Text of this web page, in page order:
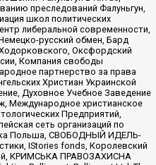
преследований Фалуньгун,
школ политических
либеральной современности,
русский обмен, Бард
Оксфордский
Компания свободы
партнерство за права
Христиан Украинской
Духовное Учебное Заведение
Международное христианское
Предприятий,
сеть организаций по
Польша, СВОБОДНЫЙ ИДЕЛЬ-
IStories fonds, Королевский
КРИМСЬКА ПРАВОЗАХИСНА